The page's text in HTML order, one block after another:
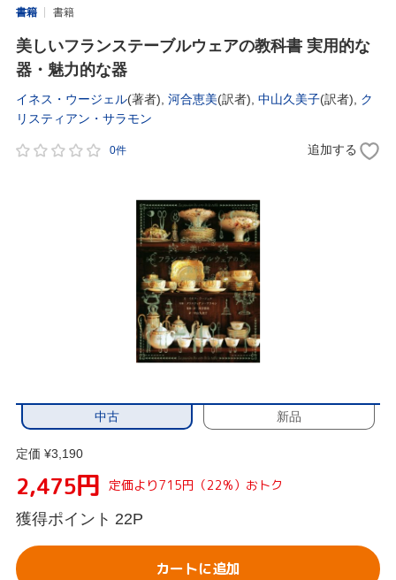
書籍 書籍
美しいフランステーブルウェアの教科書 実用的な
器・魅力的な器
イネス・ウージェル(著者), 河合恵美(訳者), 中山久美子(訳者),
ク
リスティアン・サラモン
0件 追加する
中古 新品
定価 ¥3,190
2,475円 定価より715円（22%）おトク
獲得ポイント 22P
カートに追加